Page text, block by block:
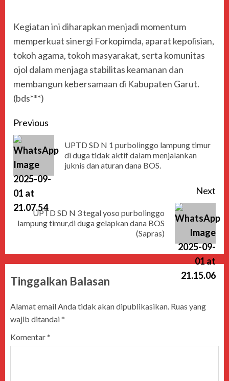
Kegiatan ini diharapkan menjadi momentum
memperkuat sinergi Forkopimda, aparat kepolisian,
tokoh agama, tokoh masyarakat, serta komunitas
ojol dalam menjaga stabilitas keamanan dan
membangun kebersamaan di Kabupaten Garut.
(bds***)
Previous
UPTD SD N 1 purbolinggo lampung timur
di duga tidak aktif dalam menjalankan
juknis dan aturan dana BOS.
Next
UPTD SD N 3 tegal yoso purbolinggo
lampung timur,di duga gelapkan dana BOS
(Sapras)
Tinggalkan Balasan
Alamat email Anda tidak akan dipublikasikan. Ruas yang
wajib ditandai*
Komentar*